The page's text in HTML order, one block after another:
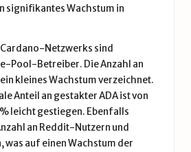
signifikantes Wachstum in
Netzwerks sind
Pool-Betreiber. Die Anzahl an
ein kleines Wachstum verzeichnet.
Anteil an gestakter ADA ist von
leicht gestiegen. Ebenfalls
an Reddit-Nutzern und
auf einen Wachstum der